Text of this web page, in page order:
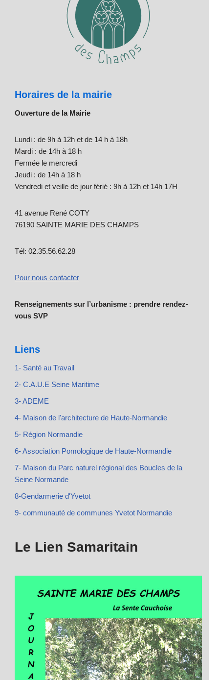
Horaires de la mairie
Ouverture de la Mairie
Lundi : de 9h à 12h et de 14 h à 18h
Mardi : de 14h à 18 h
Fermée le mercredi
Jeudi : de 14h à 18 h
Vendredi et veille de jour férié : 9h à 12h et 14h 17H
41 avenue René COTY
76190 SAINTE MARIE DES CHAMPS
Tél: 02.35.56.62.28
Pour nous contacter
Renseignements sur l’urbanisme : prendre rendez-
vous SVP
Liens
1- Santé au Travail
2- C.A.U.E Seine Maritime
3- ADEME
4- Maison de l'architecture de Haute-Normandie
5- Région Normandie
6- Association Pomologique de Haute-Normandie
7- Maison du Parc naturel régional des Boucles de la
Seine Normande
8-Gendarmerie d'Yvetot
9- communauté de communes Yvetot Normandie
Le Lien Samaritain